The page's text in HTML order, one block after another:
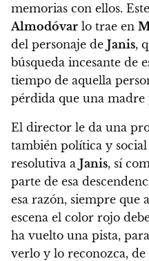
memorias con ellos.
Almodóvar lo trae en
del personaje de Janis,
búsqueda incesante de
tiempo de aquella
pérdida que una madre
El director le da una
también política y
resolutiva a Janis, sí
parte de esa
esa razón, siempre que
escena el color rojo
ha vuelto una pista,
verlo y lo reconozca, de